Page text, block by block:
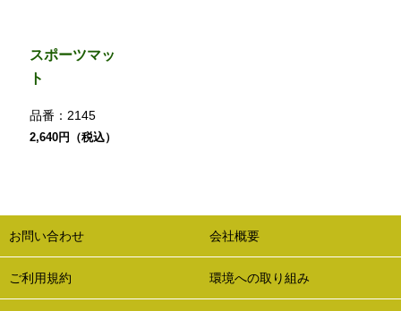
スポーツマッ
ト
品番： 2145
2,640円（税込）
お問い合わせ 会社概要
ご利用規約 環境への取り組み